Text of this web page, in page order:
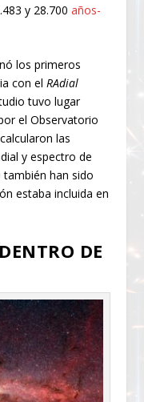
y 28.700años-
los primeros
con elRAdial
tuvo lugar
el Observatorio
las
y espectro de
también han sido
estaba incluida en
DE